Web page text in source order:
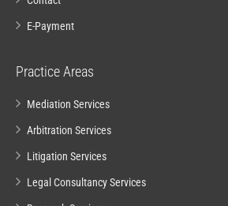
E-Payment
Practice Areas
Mediation Services
Arbitration Services
Litigation Services
Legal Consultancy Services